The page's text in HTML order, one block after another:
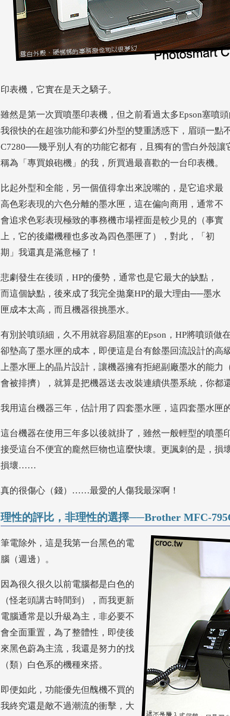
印表機，它實在是天之驕子。
雖然是第一次買噴墨印表機，但之前看過太多Epson塞噴
我很快的在超強功能和夢幻外型的雙重誘惑下，眉頭一點
C7280──幾乎別人有的功能它都有，且獨有的雪白外殼讓
稱為「專買娘砲機」的我，所買過最喜歡的一台印表機。
比起外型和全能，另一個值得拿出來說嘴的，是它追求最
高色彩表現的六色分離的墨水匣，這在偏向商用，通常不
會追求色彩表現極致的事務機市場裡面是較少見的（事實
上，它的後繼機種也多改為四色墨匣了），對此，「初
期」我還真是滿意極了！
悲劇發生在後頭，HP的優勢，通常也是它最大的缺點，
而這個缺點，後來成了我完全拋棄HP的最大理由──墨水
匣成本太高，而且機器很挑墨水。
有別於噴頭細，久不用就容易阻塞的Epson，HP將噴頭做
卻墊高了墨水匣的成本，即便這是台有餘墨回流設計的高
上墨水匣上的晶片設計，讓機器擁有拒絕副廠墨水的能
會被排擠），就算是把機器送去改裝連續供墨系統，你都
我用這台機器三年，估計用了四套墨水匣，這四套墨水
這台機器在使用三年多以後就掛了，雖然一般輕型的噴墨
接受這台不便宜的龐然巨物也這麼快壞。更諷刺的是，損
損壞……
真的很傷心（錢）……最愛的人傷我最深啊！
理性的評比，非理性的選擇──Brother MFC-
筆電除外，這是我第一台黑色的電
腦（週邊）。
因為很久很久以前電腦都是白色的
（怪老頭講古時間到），而我更新
電腦通常是以升級為主，非必要不
會全面重置，為了整體性，即使後
來黑色蔚為主流，我還是努力的找
（類）白色系的機種來搭。
即便如此，功能優先但醜機不買的
我終究還是敵不過潮流的衝擊，大